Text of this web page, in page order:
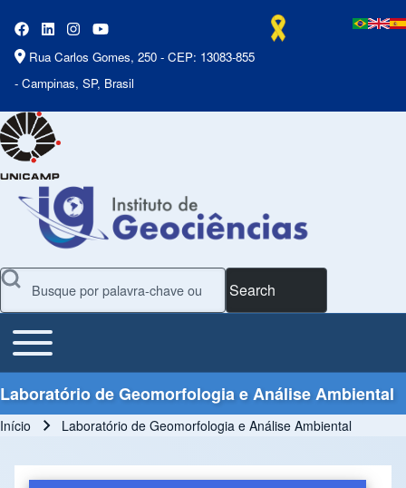
Rua Carlos Gomes, 250 - CEP: 13083-855
- Campinas, SP, Brasil
Search
Main Menu
Toggle main menu
Laboratório de Geomorfologia e Análise Ambiental
Início Laboratório de Geomorfologia e Análise Ambiental